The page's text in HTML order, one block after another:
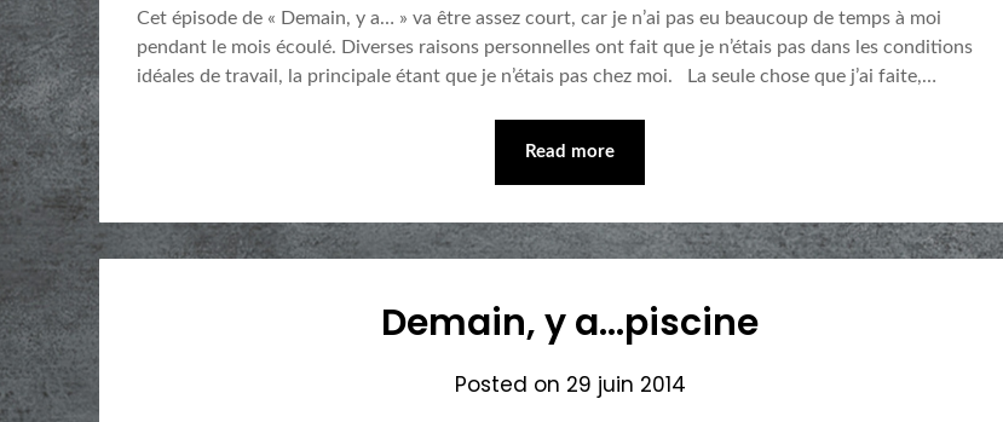
Cet épisode de « Demain, y a… » va être assez court, car je n’ai pas eu beaucoup de temps à moi
pendant le mois écoulé. Diverses raisons personnelles ont fait que je n’étais pas dans les conditions
idéales de travail, la principale étant que je n’étais pas chez moi. La seule chose que j’ai faite,…
Read more
Demain, y a…piscine
Posted on 29 juin 2014